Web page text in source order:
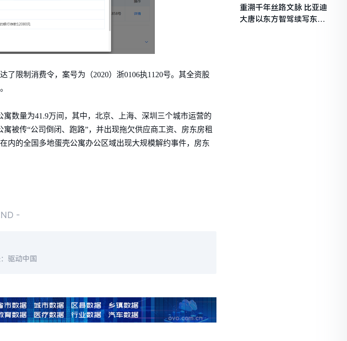
限制消费令，案号为（2020）浙0106执1120号。其全资股
数量为41.9万间，其中，北京、上海、深圳三个城市运营的
被传“公司倒闭、跑路”，并出现拖欠供应商工资、房东房租
内的全国多地蛋壳公寓办公区域出现大规模解约事件，房东
-
驱动中国
重溯千年丝路文脉 比亚迪
大唐以东方智驾续写东西